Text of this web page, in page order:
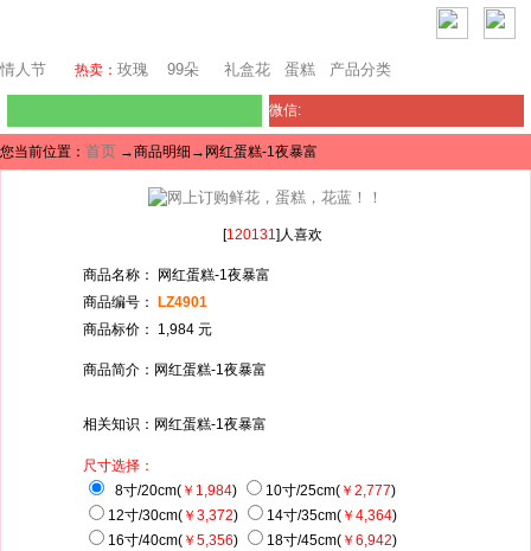
情人节 热卖： 玫瑰 99朵 礼盒花 蛋糕 产品分类
微信:
您当前位置： 首页 →商品明细→网红蛋糕-1夜暴富
[120131]人喜欢
商品名称： 网红蛋糕-1夜暴富
商品编号：
LZ4901
商品标价： 1,984 元
商品简介：网红蛋糕-1夜暴富
相关知识：网红蛋糕-1夜暴富
尺寸选择：
8寸/20cm( ￥1,984) 10寸/25cm( ￥2,777)
12寸/30cm( ￥3,372) 14寸/35cm( ￥4,364)
16寸/40cm( ￥5,356) 18寸/45cm( ￥6,942)